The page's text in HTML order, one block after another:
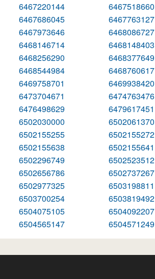
6467220144 6467518660
6467686045 6467763127
6467973646 6468086727
6468146714 6468148403
6468256290 6468377649
6468544984 6468760617
6469758701 6469938420
6473704671 6474763476
6476498629 6479617451
6502030000 6502061370
6502155255 6502155272
6502155638 6502155641
6502296749 6502523512
6502656786 6502737267
6502977325 6503198811
6503700254 6503819492
6504075105 6504092207
6504565147 6504571249